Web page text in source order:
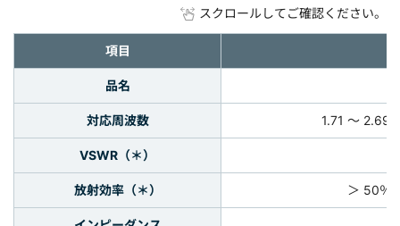
スクロールしてご確認ください。
項目
品名
対応周波数 1.71 ～ 2.69
VSWR（＊）
放射効率（＊） ＞ 50％